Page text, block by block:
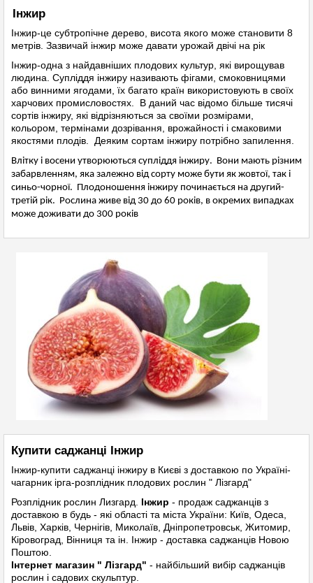
Інжир
Інжир-це субтропічне дерево, висота якого може становити 8
метрів. Зазвичай інжир може давати урожай двічі на рік
Інжир-одна з найдавніших плодових культур, які вирощував
людина. Супліддя інжиру називають фігами, смоковницями
або винними ягодами, їх багато країн використовують в своїх
харчових промисловостях. В даний час відомо більше тисячі
сортів інжиру, які відрізняються за своїми розмірами,
кольором, термінами дозрівання, врожайності і смаковими
якостями плодів. Деяким сортам інжиру потрібно запилення.
Влітку і восени утворюються супліддя інжиру. Вони мають різним
забарвленням, яка залежно від сорту може бути як жовтої, так і
синьо-чорної. Плодоношення інжиру починається на другий-
третій рік. Рослина живе від 30 до 60 років, в окремих випадках
може доживати до 300 років
Купити саджанці Інжир
Інжир-купити саджанці інжиру в Києві з доставкою по Україні-
чагарник ірга-розплідник плодових рослин " Лізгард"
Розплідник рослин Лизгард. Інжир - продаж саджанців з
доставкою в будь - які області та міста України: Київ, Одеса,
Львів, Харків, Чернігів, Миколаїв, Дніпропетровськ, Житомир,
Кіровоград, Вінниця та ін. Інжир - доставка саджанців Новою
Поштою.
Інтернет магазин " Лізгард" - найбільший вибір саджанців
рослин і садових скульптур.